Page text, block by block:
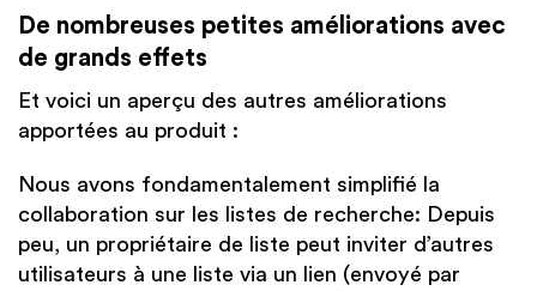
De nombreuses petites améliorations avec
de grands effets
Et voici un aperçu des autres améliorations
apportées au produit :
Nous avons fondamentalement simplifié la
collaboration sur
les listes de recherche: Depuis
peu, un propriétaire de liste peut inviter d’autres
utilisateurs à une liste via un lien (envoyé par